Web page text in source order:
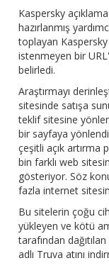
Kaspersky
hazırlanmış
toplayan Kaspersky
istenmeyen bir
belirledi.
Araştırmayı
sitesinde satışa
teklif sitesine
bir sayfaya
çeşitli açık artırma
bin farklı web
gösteriyor. Söz
fazla internet
Bu sitelerin çoğu
yükleyen ve kötü
tarafından
adlı Truva atını